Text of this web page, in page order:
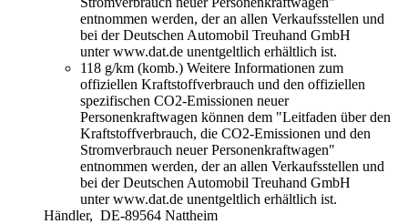
entnommen werden, der an allen Verkaufsstellen und
bei der Deutschen Automobil Treuhand GmbH
unter www.dat.de unentgeltlich erhältlich ist.
118 g/km (komb.) Weitere Informationen zum
offiziellen Kraftstoffverbrauch und den offiziellen
spezifischen CO2-Emissionen neuer
Personenkraftwagen können dem "Leitfaden über den
Kraftstoffverbrauch, die CO2-Emissionen und den
Stromverbrauch neuer Personenkraftwagen"
entnommen werden, der an allen Verkaufsstellen und
bei der Deutschen Automobil Treuhand GmbH
unter www.dat.de unentgeltlich erhältlich ist.
Händler, DE-89564 Nattheim